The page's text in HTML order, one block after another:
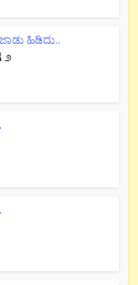
ಹಿಡಿದು..
೨